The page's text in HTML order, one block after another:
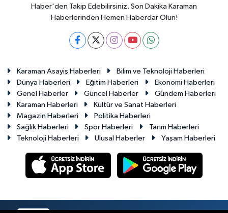
Haber'den Takip Edebilirsiniz. Son Dakika Karaman
Haberlerinden Hemen Haberdar Olun!
Karaman Asayiş Haberleri
Bilim ve Teknoloji Haberleri
Dünya Haberleri
Eğitim Haberleri
Ekonomi Haberleri
Genel Haberler
Güncel Haberler
Gündem Haberleri
Karaman Haberleri
Kültür ve Sanat Haberleri
Magazin Haberleri
Politika Haberleri
Sağlık Haberleri
Spor Haberleri
Tarım Haberleri
Teknoloji Haberleri
Ulusal Haberler Yaşam Haberleri